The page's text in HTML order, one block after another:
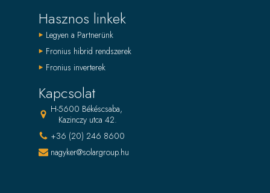
Hasznos linkek
Legyen a Partnerünk
Fronius hibrid rendszerek
Fronius inverterek
Kapcsolat
H-5600 Békéscsaba,
Kazinczy utca 42.
+36 (20) 246 8600
nagyker@solargroup.hu